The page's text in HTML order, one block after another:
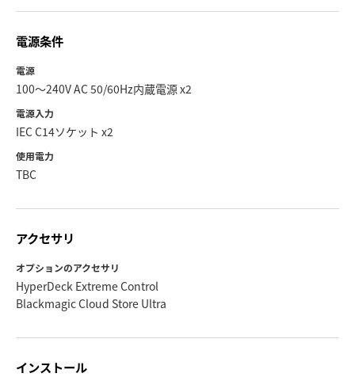
電源条件
電源
100〜240V AC 50/60Hz内蔵電源 x2
電源入力
IEC C14ソケット x2
使用電力
TBC
アクセサリ
オプションのアクセサリ
HyperDeck Extreme Control
Blackmagic Cloud Store Ultra
インストール